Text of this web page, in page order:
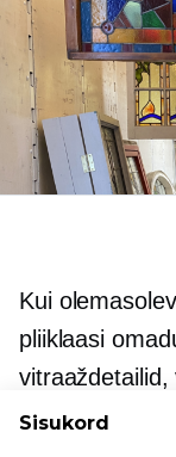
Kui
pliiklaasi
raha.
Sisukord